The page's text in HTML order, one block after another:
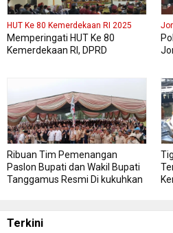
HUT Ke 80 Kemerdekaan RI 2025
Memperingati HUT Ke 80
Kemerdekaan RI, DPRD
Ribuan Tim Pemenangan
Paslon Bupati dan Wakil Bupati
Tanggamus Resmi Di kukuhkan
Terkini